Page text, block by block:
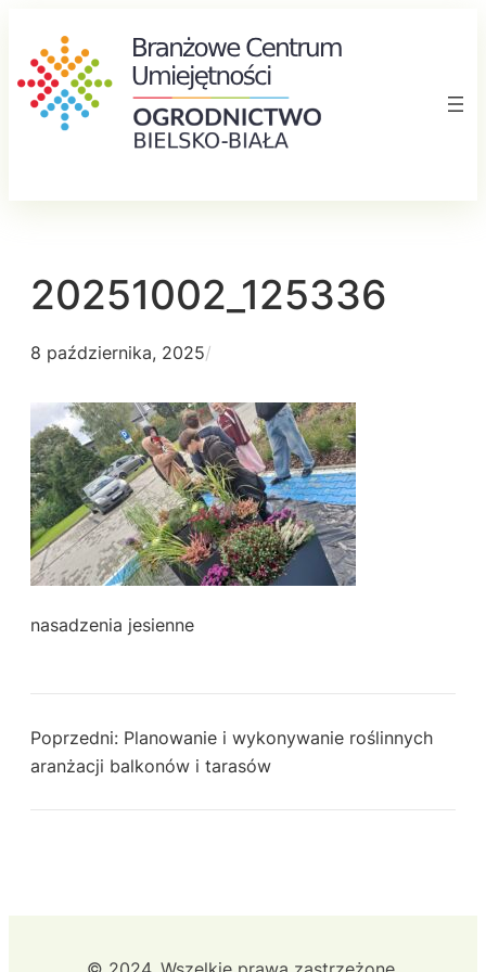
treści
20251002_125336
8 października, 2025/
nasadzenia jesienne
Poprzedni: Planowanie i wykonywanie roślinnych
aranżacji balkonów i tarasów